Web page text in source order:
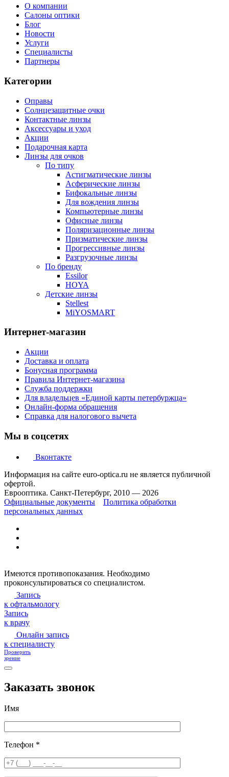
О компании
Салоны оптики
Блог
Новости
Услуги
Специалисты
Партнеры
Категории
Оправы
Солнцезащитные очки
Контактные линзы
Аксессуары и уход
Акции
Подарочная карта
Линзы для очков
По типу
Астигматические линзы
Асферические линзы
Бифокальные линзы
Для вождения линзы
Компьютерные линзы
Офисные линзы
Поляризационные линзы
Призматические линзы
Прогрессивные линзы
Разгрузочные линзы
По бренду
Essilor
HOYA
Детские линзы
Stellest
MiYOSMART
Интернет-магазин
Акции
Доставка и оплата
Бонусная программа
Правила Интернет-магазина
Служба поддержки
Для владельцев «Единой карты петербуржца»
Онлайн-форма обращения
Справка для налогового вычета
Мы в соцсетях
Вконтакте
Информация на сайте euro-optica.ru не является публичной
офертой.
Еврооптика. Санкт-Петербург, 2010 — 2026
Официальные документы
Политика обработки
персональных данных
Имеются противопоказания. Необходимо
проконсультироваться со специалистом.
Запись
к офтальмологу
Запись
к врачу
Онлайн запись
к специалисту
Проверить
зрение
Заказать звонок
Имя
Телефон *